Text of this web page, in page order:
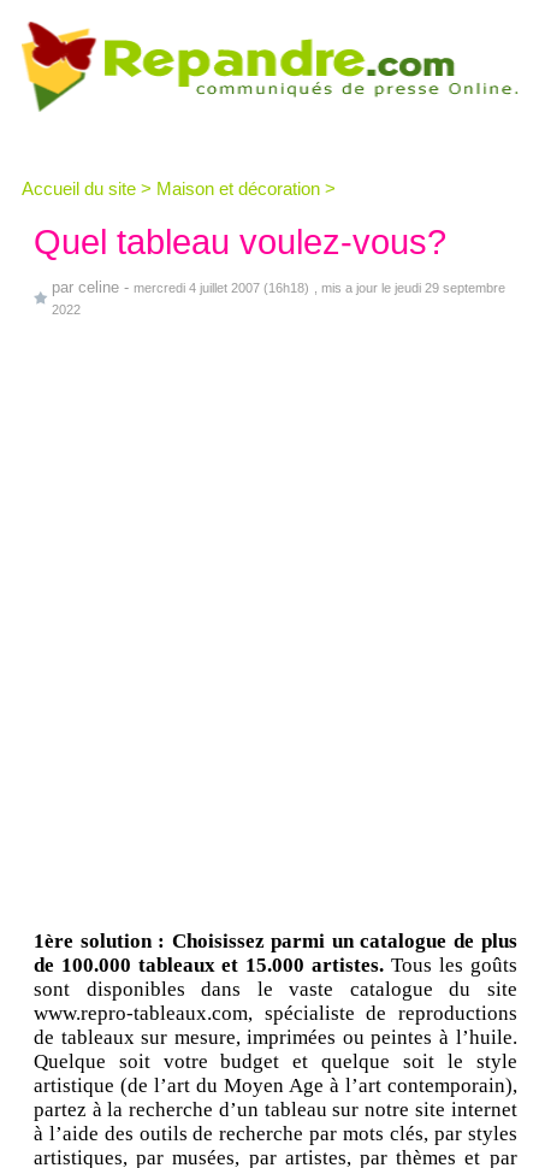
Accueil du site > Maison et décoration >
Quel tableau voulez-vous?
par celine - mercredi 4 juillet 2007 (16h18)
, mis a jour le jeudi 29 septembre
2022
1ère solution : Choisissez parmi un catalogue de plus
de 100.000 tableaux et 15.000 artistes. Tous les goûts
sont disponibles dans le vaste catalogue du site
www.repro-tableaux.com, spécialiste de reproductions
de tableaux sur mesure, imprimées ou peintes à l’huile.
Quelque soit votre budget et quelque soit le style
artistique (de l’art du Moyen Age à l’art contemporain),
partez à la recherche d’un tableau sur notre site internet
à l’aide des outils de recherche par mots clés, par styles
artistiques, par musées, par artistes, par thèmes et par